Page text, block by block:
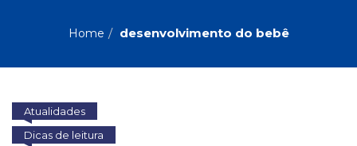
Vivências
Ciências
(102)
Cinema
(23)
Home desenvolvimento do bebê
Atualidades
Dicas de leitura